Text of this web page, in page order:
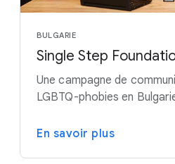
BULGARIE
Single Step
Une campagne de
LGBTQ-phobies en
En savoir plus